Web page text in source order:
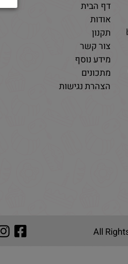
דף הבית
אודות
תקנון
צור קשר
מידע נוסף
מתכונים
הצהרת נגישות